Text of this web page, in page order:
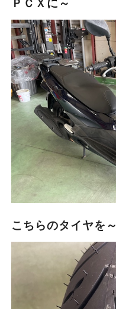
ＰＣＸに～
こちらのタイヤを～